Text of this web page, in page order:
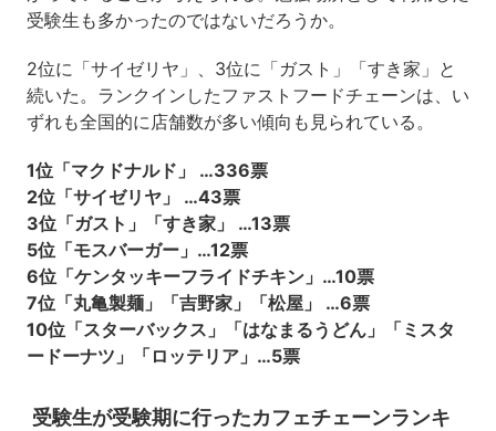
受験生も多かったのではないだろうか。
2位に「サイゼリヤ」、3位に「ガスト」「すき家」と
続いた。ランクインしたファストフードチェーンは、い
ずれも全国的に店舗数が多い傾向も見られている。
1位「マクドナルド」 …336票
2位「サイゼリヤ」 …43票
3位「ガスト」「すき家」 …13票
5位「モスバーガー」…12票
6位「ケンタッキーフライドチキン」…10票
7位「丸亀製麺」「吉野家」「松屋」 …6票
10位「スターバックス」「はなまるうどん」「ミスタ
ードーナツ」「ロッテリア」…5票
受験生が受験期に行ったカフェチェーンランキ